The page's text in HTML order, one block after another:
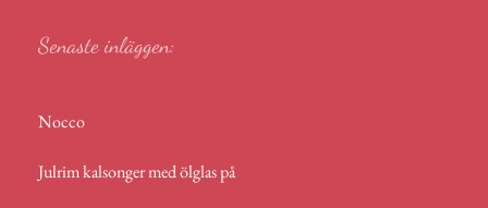
Senaste inläggen:
Nocco
Julrim kalsonger med ölglas på